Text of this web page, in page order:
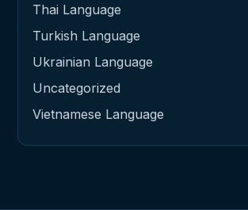
Thai Language
Turkish Language
Ukrainian Language
Uncategorized
Vietnamese Language